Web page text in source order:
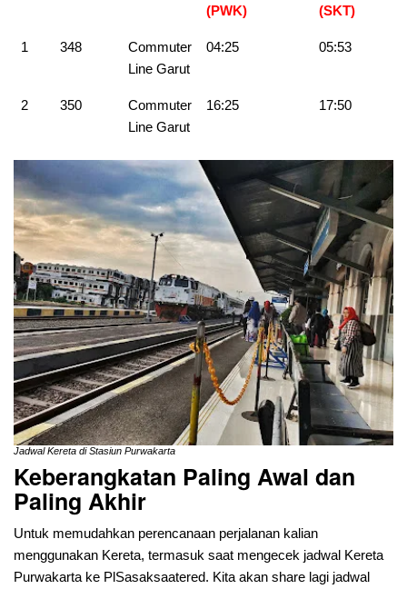
(PWK)
(SKT)
1 348
Commuter
Line Garut
04:25 05:53
2 350
Commuter
Line Garut
16:25 17:50
Jadwal Kereta di Stasiun Purwakarta
Keberangkatan Paling Awal dan
Paling Akhir
Untuk memudahkan perencanaan perjalanan kalian
menggunakan Kereta, termasuk saat mengecek jadwal Kereta
Purwakarta ke PlSasaksaatered. Kita akan share lagi jadwal